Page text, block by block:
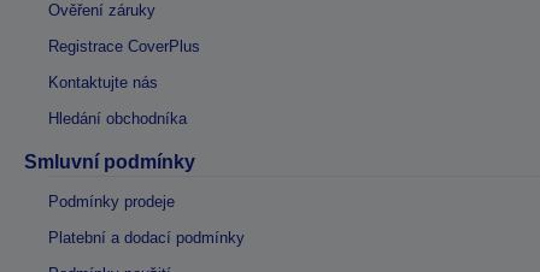
Ověření záruky
Registrace CoverPlus
Kontaktujte nás
Hledání obchodníka
Smluvní podmínky
Podmínky prodeje
Platební a dodací podmínky